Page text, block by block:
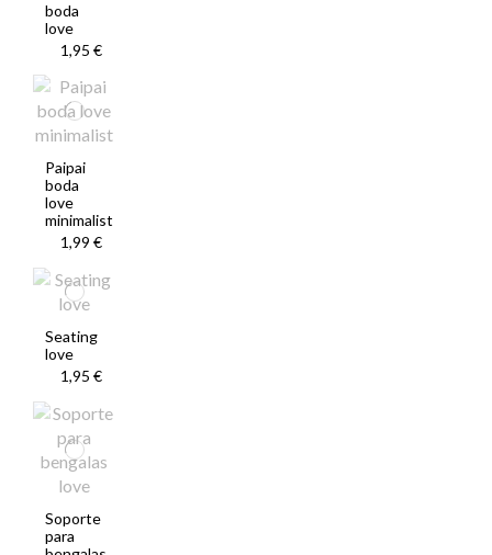
boda
love
1,95 €
Paipai
boda
love
minimalist
1,99 €
Seating
love
1,95 €
Soporte
para